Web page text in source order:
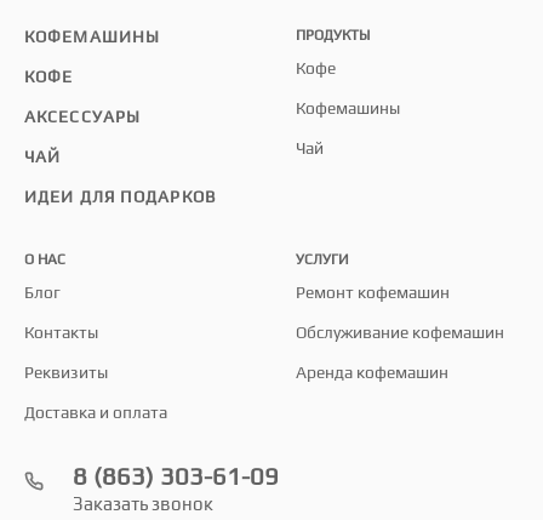
КОФЕМАШИНЫ
КОФЕ
АКСЕССУАРЫ
ЧАЙ
ИДЕИ ДЛЯ ПОДАРКОВ
ПРОДУКТЫ
Кофе
Кофемашины
Чай
О НАС
Блог
Контакты
Реквизиты
Доставка и оплата
УСЛУГИ
Ремонт кофемашин
Обслуживание кофемашин
Аренда кофемашин
8 (863) 303-61-09
Заказать звонок